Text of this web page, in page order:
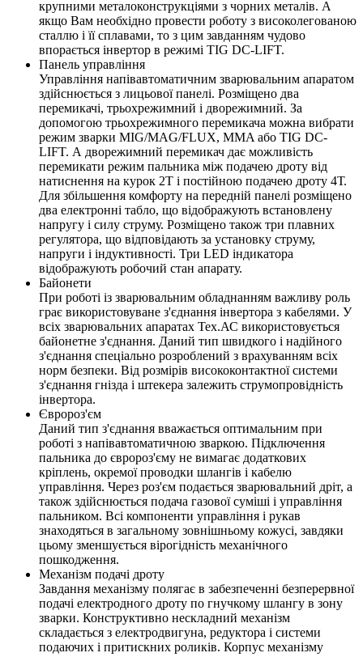
крупними металоконструкціями з чорних металів. А
якщо Вам необхідно провести роботу з високолегованою
сталлю і її сплавами, то з цим завданням чудово
впорається інвертор в режимі TIG DC-LIFT.
Панель управління
Управління напівавтоматичним зварювальним апаратом
здійснюється з лицьової панелі. Розміщено два
перемикачі, трьохрежимний і дворежимний. За
допомогою трьохрежимного перемикача можна вибрати
режим зварки MIG/MAG/FLUX, MMA або TIG DC-
LIFT. А дворежимний перемикач дає можливість
перемикати режим пальника між подачею дроту від
натиснення на курок 2Т і постійною подачею дроту 4Т.
Для збільшення комфорту на передній панелі розміщено
два електронні табло, що відображують встановлену
напругу і силу струму. Розміщено також три плавних
регулятора, що відповідають за установку струму,
напруги і індуктивності. Три LED індикатора
відображують робочий стан апарату.
Байонети
При роботі із зварювальним обладнанням важливу роль
грає використовуване з'єднання інвертора з кабелями. У
всіх зварювальних апаратах Тех.АС використовується
байонетне з'єднання. Даний тип швидкого і надійного
з'єднання спеціально розроблений з врахуванням всіх
норм безпеки. Від розмірів висококонтактної системи
з'єднання гнізда і штекера залежить струмопровідність
інвертора.
Євророз'єм
Даний тип з'єднання вважається оптимальним при
роботі з напівавтоматичною зваркою. Підключення
пальника до євророз'єму не вимагає додаткових
кріплень, окремої проводки шлангів і кабелю
управління. Через роз'єм подається зварювальний дріт, а
також здійснюється подача газової суміші і управління
пальником. Всі компоненти управління і рукав
знаходяться в загальному зовнішньому кожусі, завдяки
цьому зменшується вірогідність механічного
пошкодження.
Механізм подачі дроту
Завдання механізму полягає в забезпеченні безперервної
подачі електродного дроту по гнучкому шлангу в зону
зварки. Конструктивно нескладний механізм
складається з електродвигуна, редуктора і системи
подаючих і притискних роликів. Корпус механізму